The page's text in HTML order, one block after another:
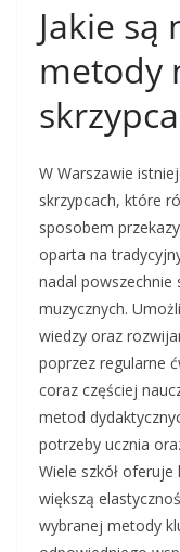
Jakie są
metody
W Warszawie
skrzypcach, które
sposobem
oparta na
nadal powszechnie
muzycznych.
wiedzy oraz
poprzez regularne
coraz częściej
metod
potrzeby ucznia
Wiele szkół
większą
wybranej metody